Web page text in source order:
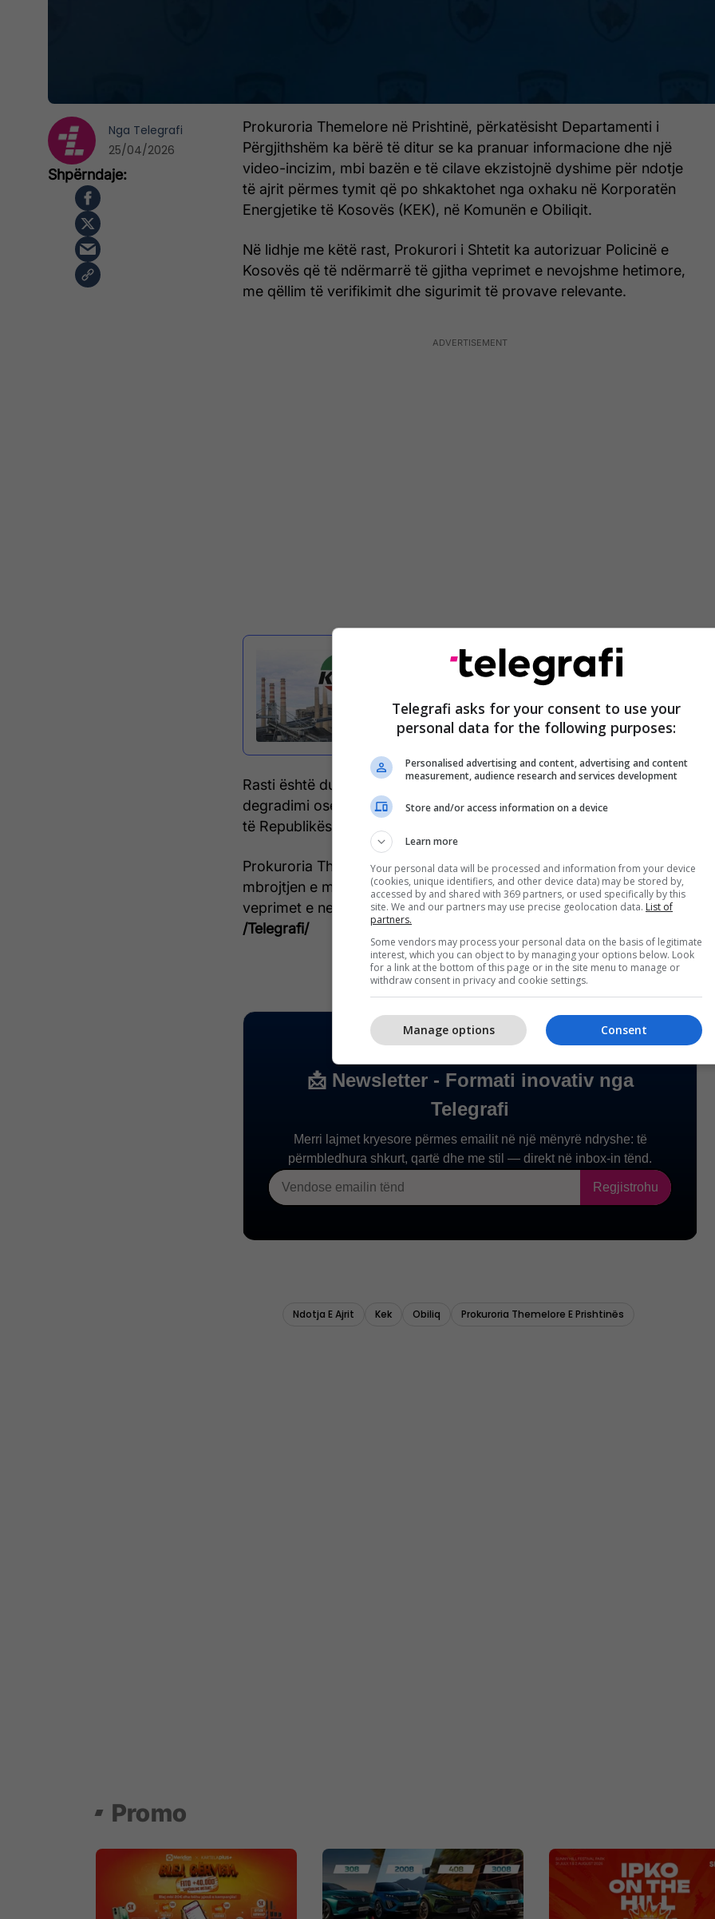
Prokuroria Themelore në Prishtinë, përkatësisht Departamenti i
Përgjithshëm ka bërë të ditur se ka pranuar informacione dhe një
video-incizim, mbi bazën e të cilave ekzistojnë dyshime për ndotje
të ajrit përmes tymit që po shkaktohet nga oxhaku në Korporatën
Energjetike të Kosovës (KEK), në Komunën e Obiliqit.
Në lidhje me këtë rast, Prokurori i Shtetit ka autorizuar Policinë e
Kosovës që të ndërmarrë të gjitha veprimet e nevojshme hetimore,
me qëllim të verifikimit dhe sigurimit të provave relevante.
“Ndërprerje në funksionimin e
elektrofiltrave”, KEK me njoftim për defekt
në sistem dhe ndërhyrjet urgjente
Rasti është duke u trajtuar në drejtim të veprës penale ‘’Ndotja,
degradimi ose shkatërrimi i mjedisit’’, sipas nenit 338 të Kodit Penal
të Republikës së Kosovës.
Prokuroria Themelore në Prishtinë, mbetet e përkushtuar në
mbrojtjen e mjedisit dhe garanton se do të ndërmarrë të gjitha
veprimet e nevojshme ligjore për zbardhjen e plotë të kësaj çështje.
/Telegrafi/
Nga Telegrafi
25/04/2026
Telegrafi asks for your consent to use your
personal data for the following purposes:
Personalised advertising and content, advertising and content
measurement, audience research and services development
Store and/or access information on a device
Learn more
Your personal data will be processed and information from your device
(cookies, unique identifiers, and other device data) may be stored by,
accessed by and shared with 369 partners, or used specifically by this
site. We and our partners may use precise geolocation data. List of
partners.
Some vendors may process your personal data on the basis of legitimate
interest, which you can object to by managing your options below. Look
for a link at the bottom of this page or in the site menu to manage or
withdraw consent in privacy and cookie settings.
Consent
Manage options